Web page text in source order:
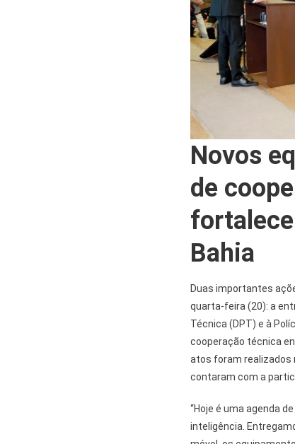
Novos
de
Bahia
Duas importantes
quarta-feira (20): a
Técnica (DPT) e à
cooperação técnica
atos foram realizados
contaram com a
“Hoje é uma agenda
inteligência.